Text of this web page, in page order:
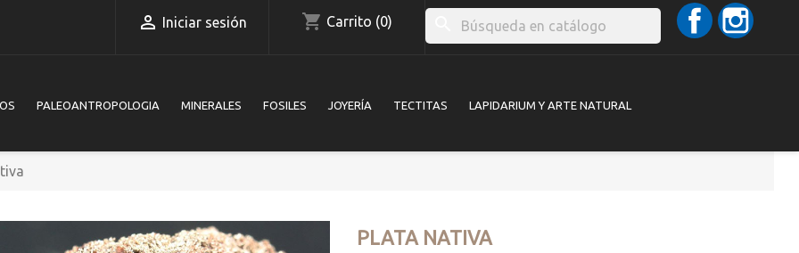
 Iniciar sesión shopping_cart Carrito (0)
Facebook
PALEOANTROPOLOGIA MINERALES FOSILES JOYERÍA TECTITAS LAPIDARIUM Y ARTE NATURAL
PLATA NATIVA